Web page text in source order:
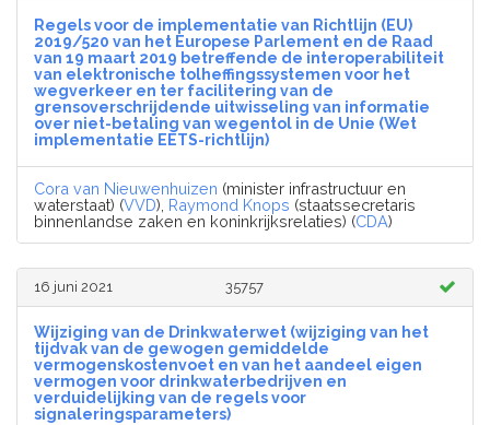
Regels voor de implementatie van Richtlijn (EU)
2019/520 van het Europese Parlement en de Raad
van 19 maart 2019 betreffende de interoperabiliteit
van elektronische tolheffingssystemen voor het
wegverkeer en ter facilitering van de
grensoverschrijdende uitwisseling van informatie
over niet-betaling van wegentol in de Unie (Wet
implementatie EETS-richtlijn)
Cora van Nieuwenhuizen (minister infrastructuur en
waterstaat) (VVD), Raymond Knops (staatssecretaris
binnenlandse zaken en koninkrijksrelaties) (CDA)
16 juni 2021 35757
Wijziging van de Drinkwaterwet (wijziging van het
tijdvak van de gewogen gemiddelde
vermogenskostenvoet en van het aandeel eigen
vermogen voor drinkwaterbedrijven en
verduidelijking van de regels voor
signaleringsparameters)